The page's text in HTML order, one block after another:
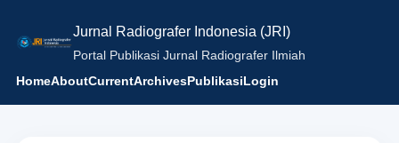
Jurnal Radiografer Indonesia (JRI)
Portal Publikasi Jurnal Radiografer Ilmiah
HomeAboutCurrentArchivesPublikasiLogin